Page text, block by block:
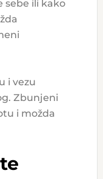
sebe ili kako
i vezu
Zbunjeni
i možda